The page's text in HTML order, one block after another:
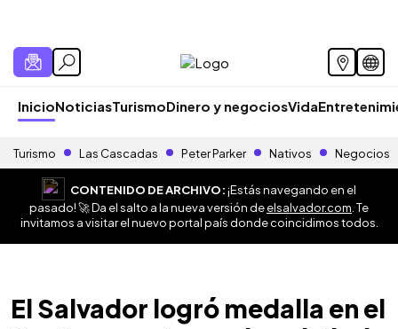
InicioNoticiasTurismoDinero y negociosVida
Turismo Las Cascadas Peter Parker Nativos Negocios
CONTENIDO DE ARCHIVO:¡Estás navegando en el
pasado! 🚀 Da el salto a la nueva versión deelsalvador.com . Te
invitamos a visitar el nuevo portal país donde coincidimos todos.
El Salvador logró medalla en el